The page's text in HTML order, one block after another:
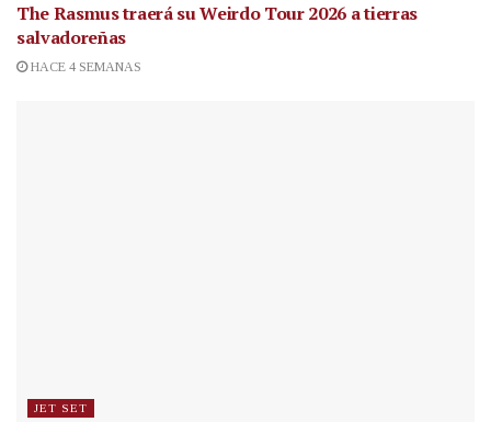
The Rasmus traerá su Weirdo Tour 2026 a tierras
salvadoreñas
HACE 4 SEMANAS
JET SET